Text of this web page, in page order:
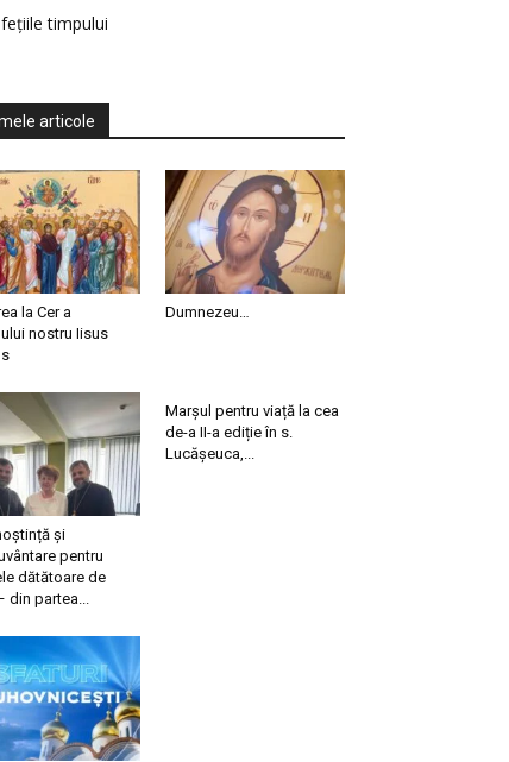
timpului
articole
la Cer a
nostru Iisus
Dumnezeu…
și
pentru
dătătoare de
din partea...
Marșul pentru viață la cea
de-a II-a ediție în s.
Lucășeuca,...